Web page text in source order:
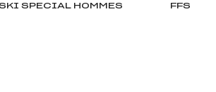
SPECIAL HOMMES FFS